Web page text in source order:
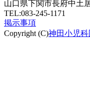
山口県下関市長府中土
TEL:083-245-1171
掲示事項
Copyright (C)神田小児科